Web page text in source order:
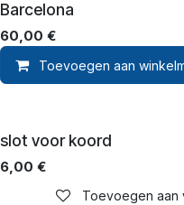
Barcelona
60,00 €
Toevoegen aan
slot voor koord
6,00 €
Toevoegen aan